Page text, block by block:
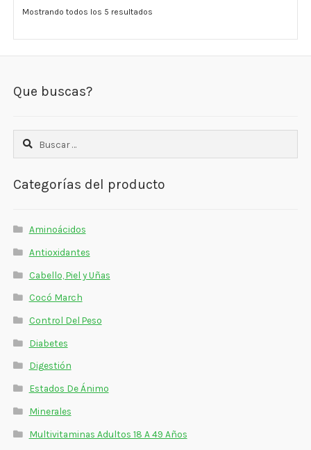
Mostrando todos los 5 resultados
Que buscas?
Buscar:
Categorías del producto
Aminoácidos
Antioxidantes
Cabello, Piel y Uñas
Cocó March
Control Del Peso
Diabetes
Digestión
Estados De Ánimo
Minerales
Multivitaminas Adultos 18 A 49 Años